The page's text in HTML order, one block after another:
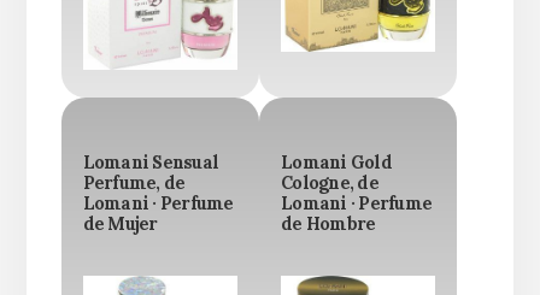
Lomani Sensual
Perfume, de
Lomani · Perfume
de Mujer
Lomani Gold
Cologne, de
Lomani · Perfume
de Hombre